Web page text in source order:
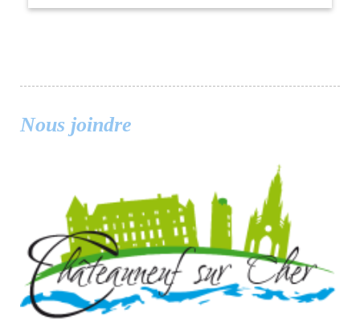
Nous joindre